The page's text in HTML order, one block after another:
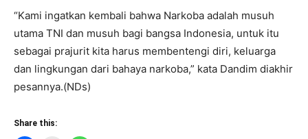
“Kami ingatkan kembali bahwa Narkoba adalah musuh
utama TNI dan musuh bagi bangsa Indonesia, untuk itu
sebagai prajurit kita harus membentengi diri, keluarga
dan lingkungan dari bahaya narkoba,” kata Dandim diakhir
pesannya.(NDs)
Share this: